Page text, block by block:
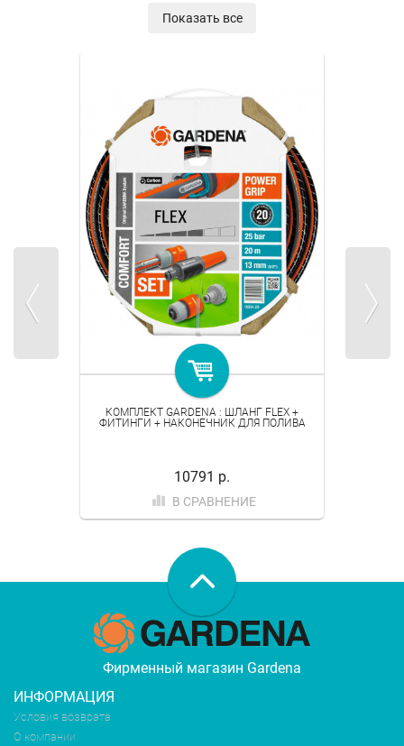
Показать все
КОМПЛЕКТ GARDENA : ШЛАНГ FLEX +
ФИТИНГИ + НАКОНЕЧНИК ДЛЯ ПОЛИВА
10791 р.
В СРАВНЕНИЕ
Фирменный магазин Gardena
ИНФОРМАЦИЯ
Условия возврата
О компании